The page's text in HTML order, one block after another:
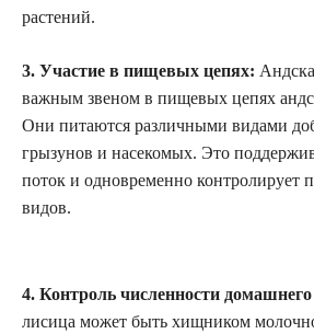
растений.
3. Участие в пищевых цепях:
важным звеном в пищевых цепях
Они питаются различными видами
грызунов и насекомых. Это
поток и одновременно контролирует
видов.
4. Контроль численности домашнего
лисица может быть хищником